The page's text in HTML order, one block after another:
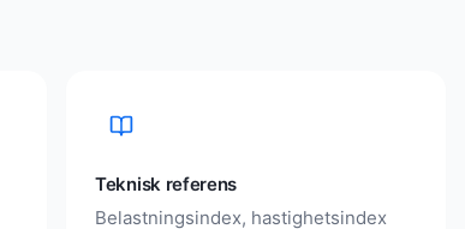
Teknisk referens
Belastningsindex, hastighetsindex